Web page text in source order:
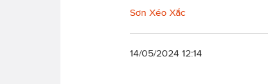
Sơn Xéo Xắc
14/05/2024 12:14